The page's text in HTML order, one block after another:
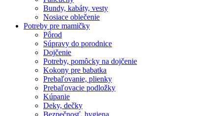
Bundy, kabáty, vesty
Nosiace oblečenie
Potreby pre mamičky
Pôrod
Súpravy do porodnice
Dojčenie
Potreby, pomôcky na dojčenie
Kokony pre babatka
Prebaľovanie, plienky
Prebaľovacie podložky
Kúpanie
Deky, dečky
Bezpečnosť, hygiena